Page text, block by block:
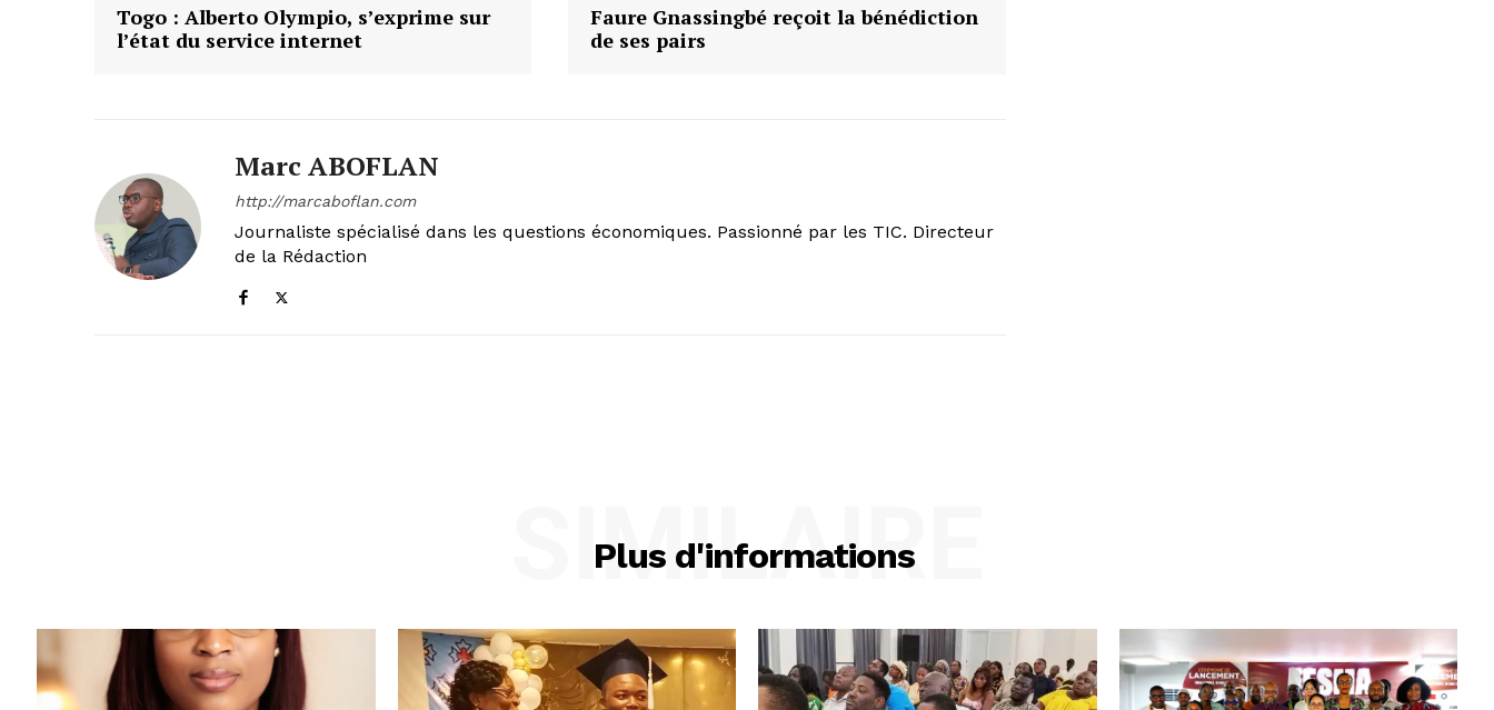
Togo : Alberto Olympio, s’exprime sur
l’état du service internet
Faure Gnassingbé reçoit la bénédiction
de ses pairs
Marc ABOFLAN
http://marcaboflan.com
Journaliste spécialisé dans les questions économiques. Passionné par les TIC. Directeur
de la Rédaction
Plus d'informations
SIMILAIRE